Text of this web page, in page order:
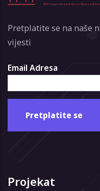
Pretplatite se na naše
vijesti
Email Adresa
Projekat